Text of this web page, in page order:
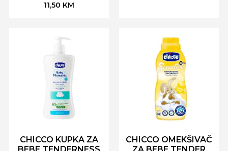
11,50 KM
CHICCO KUPKA ZA
CHICCO OMEKŠIVAČ